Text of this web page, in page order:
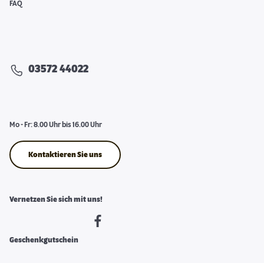
FAQ
03572 44022
Mo - Fr: 8.00 Uhr bis 16.00 Uhr
Kontaktieren Sie uns
Vernetzen Sie sich mit uns!
Geschenkgutschein